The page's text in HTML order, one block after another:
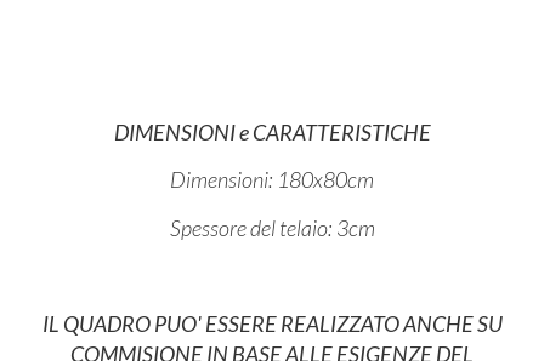
DIMENSIONI e CARATTERISTICHE
Dimensioni: 180x80cm
Spessore del telaio: 3cm
IL QUADRO PUO' ESSERE REALIZZATO ANCHE SU
COMMISIONE IN BASE ALLE ESIGENZE DEL